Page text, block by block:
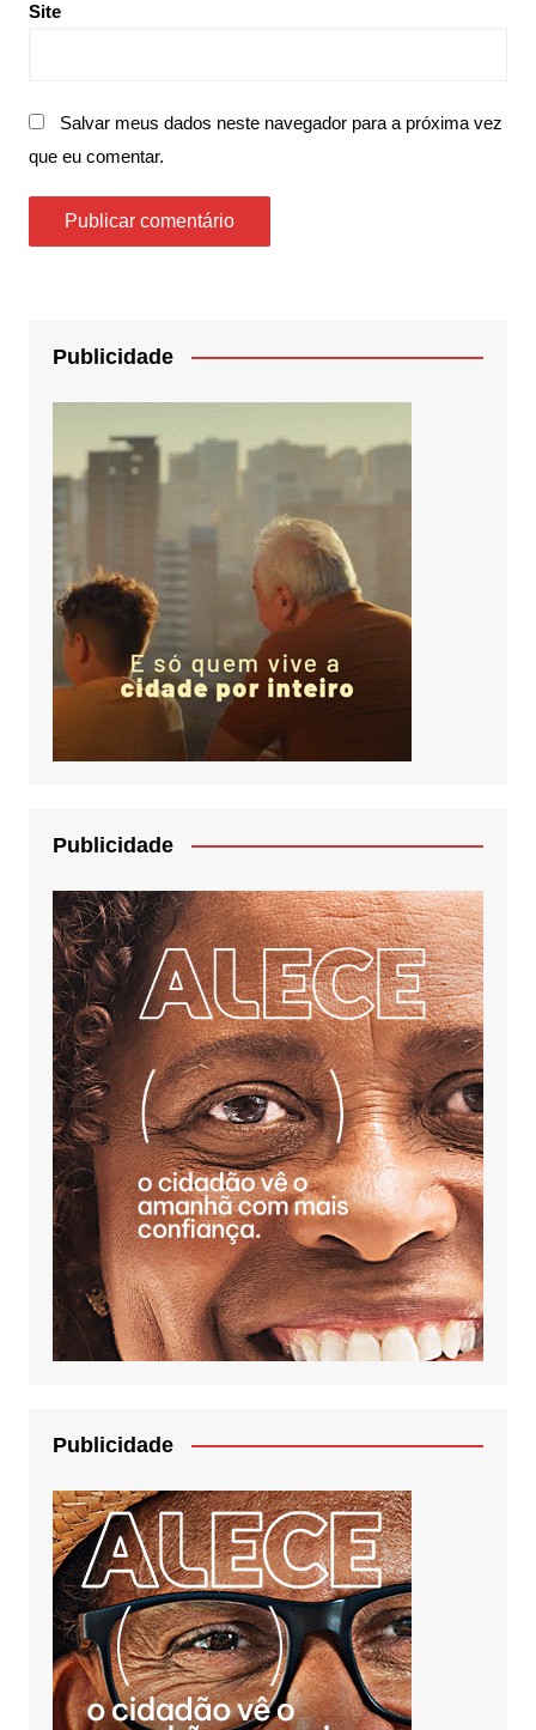
Site
Salvar meus dados neste navegador para a próxima vez
que eu comentar.
Publicidade
Publicidade
Publicidade